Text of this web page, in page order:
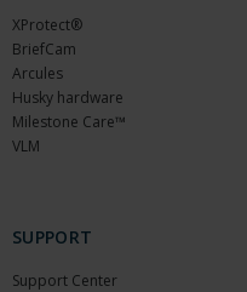
XProtect®
BriefCam
Arcules
Husky hardware
Milestone Care™
VLM
SUPPORT
Support Center